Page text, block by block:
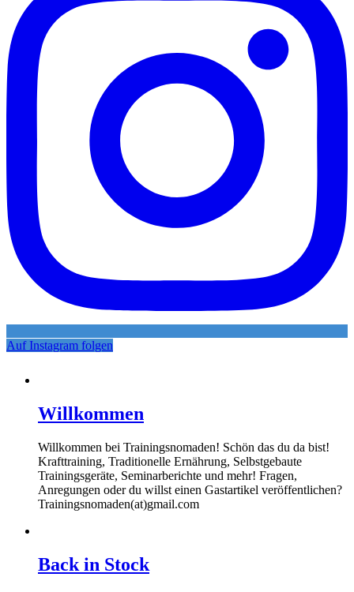
Auf Instagram folgen
Willkommen
Willkommen bei Trainingsnomaden! Schön das du da bist!
Krafttraining, Traditionelle Ernährung, Selbstgebaute
Trainingsgeräte, Seminarberichte und mehr! Fragen,
Anregungen oder du willst einen Gastartikel veröffentlichen?
Trainingsnomaden(at)gmail.com
Back in Stock